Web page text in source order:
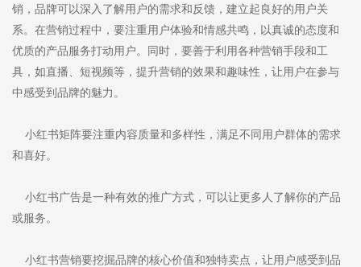
销，品牌可以深入了解用户的需求和反馈，建立起良好的用户关
系。在营销过程中，要注重用户体验和情感共鸣，以真诚的态度和
优质的产品服务打动用户。同时，要善于利用各种营销手段和工
具，如直播、短视频等，提升营销的效果和趣味性，让用户在参与
中感受到品牌的魅力。
小红书矩阵要注重内容质量和多样性，满足不同用户群体的需求
和喜好。
小红书广告是一种有效的推广方式，可以让更多人了解你的产品
或服务。
小红书营销要挖掘品牌的核心价值和独特卖点，让用户感受到品